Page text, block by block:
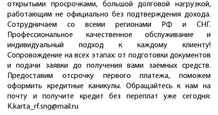
открытыми просрочками, большой долговой нагрузкой,
работающим не официально без подтверждения дохода.
Сотрудничаем со всеми регионами РФ и СНГ.
Профессиональное качественное обслуживание и
индивидуальный подход к каждому клиенту!
Сопровождение на всех этапах: от подготовки документов
и подачи заявки до получения вами заёмных средств.
Предоставим отсрочку первого платежа, поможем
оформить кредитные каникулы. Обращайтесь к нам на
почту и получите кредит без переплат уже сегодня:
K.karta_rf.sng@mail.ru